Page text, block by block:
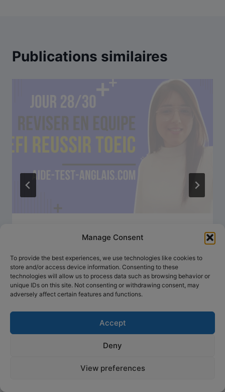
Manage Consent
To provide the best experiences, we use technologies like cookies to
store and/or access device information. Consenting to these
technologies will allow us to process data such as browsing behavior or
unique IDs on this site. Not consenting or withdrawing consent, may
adversely affect certain features and functions.
Accept
Deny
View preferences
Publications similaires
[28/30] – À quoi sert le TOEIC ??